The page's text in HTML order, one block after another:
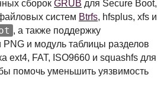
сборок GRUB для Secure Boot,
систем Btrfs, hfsplus, xfs и
, а также поддержку
PNG и модуль таблицы разделов
ext4, FAT, ISO9660 и squashfs для
помочь уменьшить уязвимость